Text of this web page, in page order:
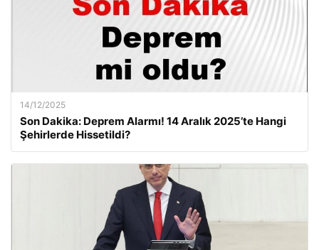
14/12/2025
Son Dakika: Deprem Alarmı! 14 Aralık 2025’te Hangi
Şehirlerde Hissetildi?